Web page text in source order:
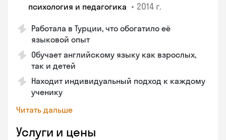
психология и педагогика • 2014 г.
Работала в Турции, что обогатило её
языковой опыт
Обучает английскому языку как взрослых,
так и детей
Находит индивидуальный подход к каждому
ученику
Читать дальше
Услуги и цены